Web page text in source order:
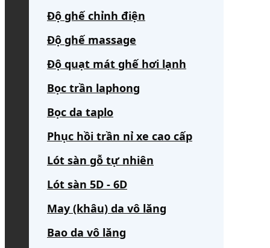
Độ ghế chỉnh điện
Độ ghế massage
Độ quạt mát ghế hơi lạnh
Bọc trần laphong
Bọc da taplo
Phục hồi trần nỉ xe cao cấp
Lót sàn gỗ tự nhiên
Lót sàn 5D - 6D
May (khâu) da vô lăng
Bao da vô lăng